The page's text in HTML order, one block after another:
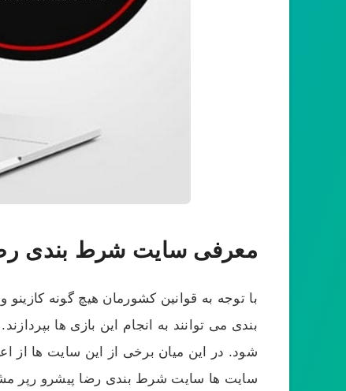
معرفی سایت شرط بندی
با توجه به قوانین کشورمان هیچ گونه کازینو
بندی می‌ توانند به انجام این بازی‌ ها
شود. در این میان برخی از این سایت‌ ها از
سایت‌ ها سایت شرط بندی رضا پیشرو رپر